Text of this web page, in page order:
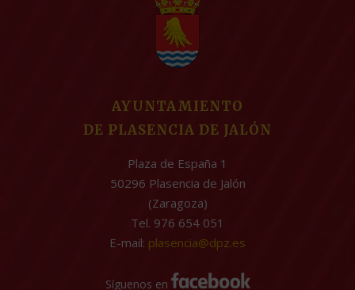
AYUNTAMIENTO
DE PLASENCIA DE JALÓN
Plaza de España 1
50296 Plasencia de Jalón
(Zaragoza)
Tel. 976 654 051
E-mail: plasencia@dpz.es
Síguenos en